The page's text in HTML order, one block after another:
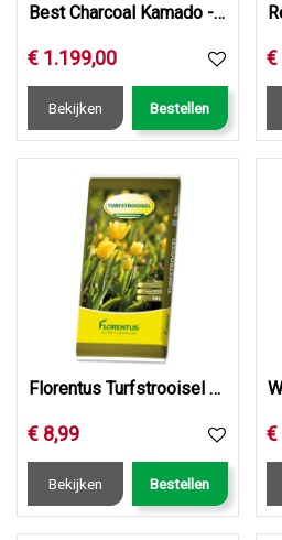
Best Charcoal Kamado - Large incl. onderstel
€ 1.199,00
Bekijken Bestellen
€
Florentus Turfstrooisel 50L
€ 8,99
Bekijken Bestellen
€